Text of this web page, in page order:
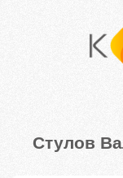
Стулов